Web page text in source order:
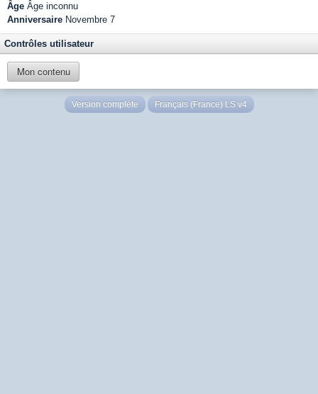
Âge Âge inconnu
Anniversaire Novembre 7
Contrôles utilisateur
Mon contenu
Version complète Français (France) LS v4